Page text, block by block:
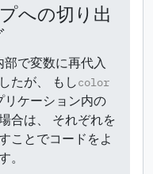
への切り出
部で変数に再代入
たが、 もしcolor
ケーション内の
合は、 それぞれを
ことでコードをよ
。